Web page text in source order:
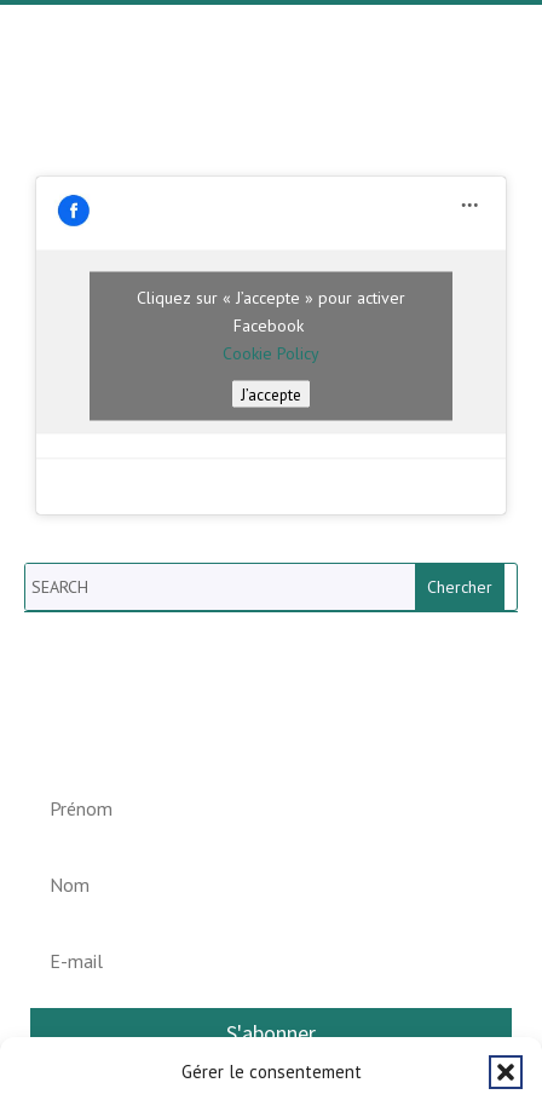
Gérer le consentement
Cliquez sur « J’accepte » pour activer
Facebook
Cookie Policy
J’accepte
Search
S'abonner